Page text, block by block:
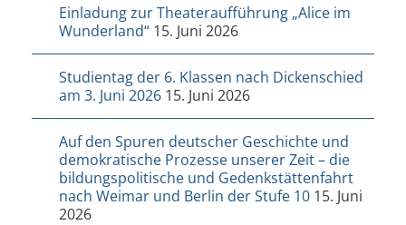
Einladung zur Theateraufführung „Alice im
Wunderland“ 15. Juni 2026
Studientag der 6. Klassen nach Dickenschied
am 3. Juni 2026 15. Juni 2026
Auf den Spuren deutscher Geschichte und
demokratische Prozesse unserer Zeit – die
bildungspolitische und Gedenkstättenfahrt
nach Weimar und Berlin der Stufe 10 15. Juni
2026